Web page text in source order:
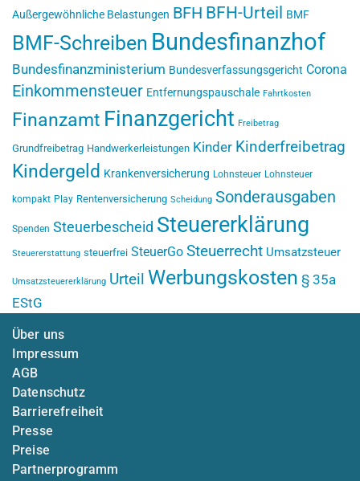
Außergewöhnliche Belastungen BFH BFH-Urteil BMF
BMF-Schreiben Bundesfinanzhof
Bundesfinanzministerium Bundesverfassungsgericht Corona
Einkommensteuer Entfernungspauschale Fahrtkosten
Finanzamt Finanzgericht Freibetrag
Grundfreibetrag Handwerkerleistungen Kinder Kinderfreibetrag
Kindergeld Krankenversicherung Lohnsteuer Lohnsteuer
kompakt Play Rentenversicherung Scheidung Sonderausgaben
Spenden Steuerbescheid Steuererklärung
Steuererstattung steuerfrei SteuerGo Steuerrecht Umsatzsteuer
Umsatzsteuererklärung Urteil Werbungskosten § 35a
EStG
Über uns
Impressum
AGB
Datenschutz
Barrierefreiheit
Presse
Preise
Partnerprogramm